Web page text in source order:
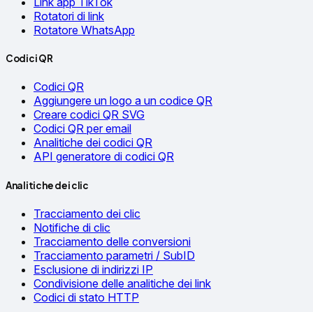
Rotatori di link
Rotatore WhatsApp
Codici QR
Codici QR
Aggiungere un logo a un codice QR
Creare codici QR SVG
Codici QR per email
Analitiche dei codici QR
API generatore di codici QR
Analitiche dei clic
Tracciamento dei clic
Notifiche di clic
Tracciamento delle conversioni
Tracciamento parametri / SubID
Esclusione di indirizzi IP
Condivisione delle analitiche dei link
Codici di stato HTTP